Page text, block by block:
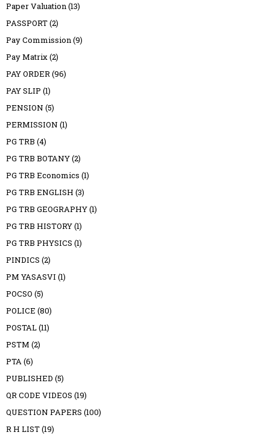
Paper Valuation(13)
PASSPORT(2)
Pay Commission(9)
Pay Matrix(2)
PAY ORDER(96)
PAY SLIP (1)
PENSION (5)
PERMISSION (1)
PG TRB (4)
PG TRB BOTANY(2)
PG TRB Economics (1)
PG TRB ENGLISH (3)
PG TRB GEOGRAPHY(1)
PG TRB HISTORY(1)
PG TRB PHYSICS (1)
PINDICS (2)
PM YASASVI (1)
POCSO (5)
POLICE (80)
POSTAL(11)
PSTM (2)
PTA(6)
PUBLISHED (5)
QR CODE VIDEOS (19)
QUESTION PAPERS (100)
R H LIST(19)